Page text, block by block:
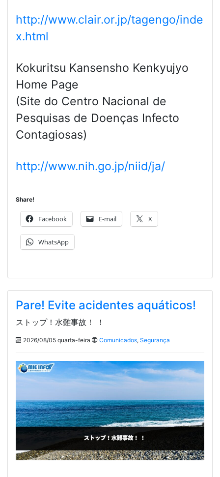
http://www.clair.or.jp/tagengo/inde
x.html
Kokuritsu Kansensho Kenkyujyo
Home Page
(Site do Centro Nacional de
Pesquisas de Doenças Infecto
Contagiosas)
http://www.nih.go.jp/niid/ja/
Share!
Facebook E-mail X
WhatsApp
Pare! Evite acidentes aquáticos!
ストップ！水難事故！ ！
2026/08/05 quarta-feira Comunicados, Segurança